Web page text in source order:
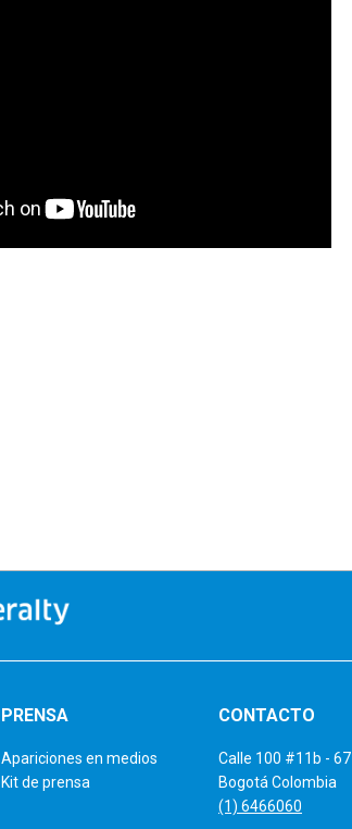
PRENSA
Apariciones en medios
Kit de prensa
CONTACTO
Calle 100 #11b - 67
Bogotá Colombia
(1) 6466060